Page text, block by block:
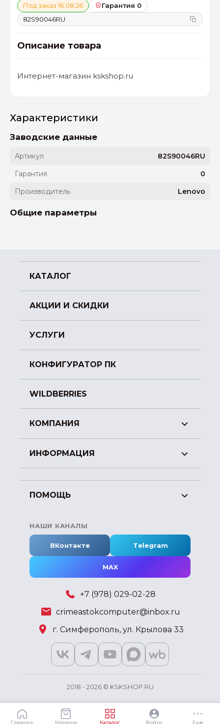
Главная Корзина Каталог Войти Ещё
Под заказ 16.08.26
Гарантия 0
82S90046RU
Описание товара
Интернет-магазин kskshop.ru
Характеристики
Заводские данные
Артикул
82S90046RU
Гарантия
0
Производитель
Lenovo
Общие параметры
КАТАЛОГ
АКЦИИ И СКИДКИ
УСЛУГИ
КОНФИГУРАТОР ПК
WILDBERRIES
КОМПАНИЯ
ИНФОРМАЦИЯ
ПОМОЩЬ
НАШИ КАНАЛЫ
ВКонтакте Telegram
MAX
+7 (978) 029-02-28
crimeastokcomputer@inbox.ru
г. Симферополь, ул. Крылова 33
2018 - 2026 © KSKSHOP.RU